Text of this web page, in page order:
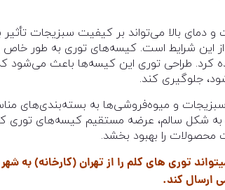
بالا می‌تواند بر کیفیت سبزیجات تأثیر
شرایط است. کیسه‌های توری به طور خاص
کرد. طراحی توری این کیسه‌ها باعث می‌شود
جلوگیری کند.
و میوه‌فروشی‌ها به بسته‌بندی‌های
به شکل سالم، عرضه مستقیم کیسه‌های توری
محصولات را بهبود بخشد.
توری های کلم را از تهران (کارخانه) به
ارسال کند.